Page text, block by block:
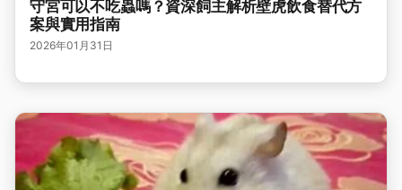
守宮可以不吃蟲嗎？資深飼主解析壁虎飲食替代方
案與實用指南
2026年01月31日